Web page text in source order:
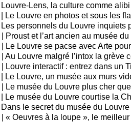
Louvre-Lens, la culture comme alibi
| Le Louvre en photos et sous les
Les personnels du Louvre inquiets
| Proust et l’art ancien au musée
| Le Louvre se pacse avec Arte
| Au Louvre malgré l’intox la grève
| Louvre interactif : entrez dans un
| Le Louvre, un musée aux murs
| Le musée du Louvre plus cher
| Le musée du Louvre courtise la
Dans le secret du musée du Louvre
| « Oeuvres à la loupe », le